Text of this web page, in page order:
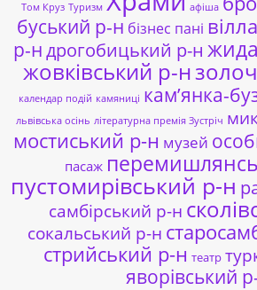
Том Круз Туризм афіша
буський р-н бізнес пані вілла
р-ндрогобицький р-н
жовківський р-н
календар подій камяниці кам’янка-
львівська осінь літературна премія Зустріч
мостиський р-н музей
пасаж
пустомирівський р-н
самбірський р-н
сокальський р-н
стрийський р-н театр
яворівський